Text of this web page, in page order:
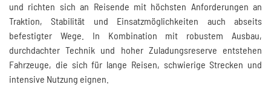
und richten sich an Reisende mit höchsten Anforderungen an
Traktion, Stabilität und Einsatzmöglichkeiten auch abseits
befestigter Wege. In Kombination mit robustem Ausbau,
durchdachter Technik und hoher Zuladungsreserve entstehen
Fahrzeuge, die sich für lange Reisen, schwierige Strecken und
intensive Nutzung eignen.